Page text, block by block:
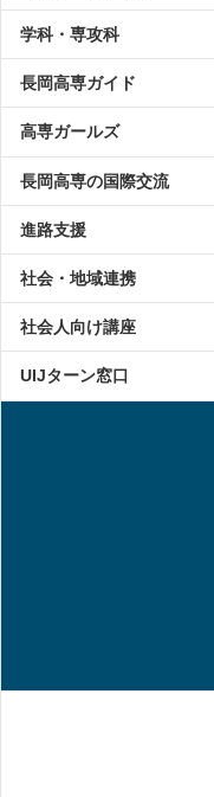
学科・専攻科
長岡高専ガイド
高専ガールズ
長岡高専の国際交流
進路支援
社会・地域連携
社会人向け講座
UIJターン窓口